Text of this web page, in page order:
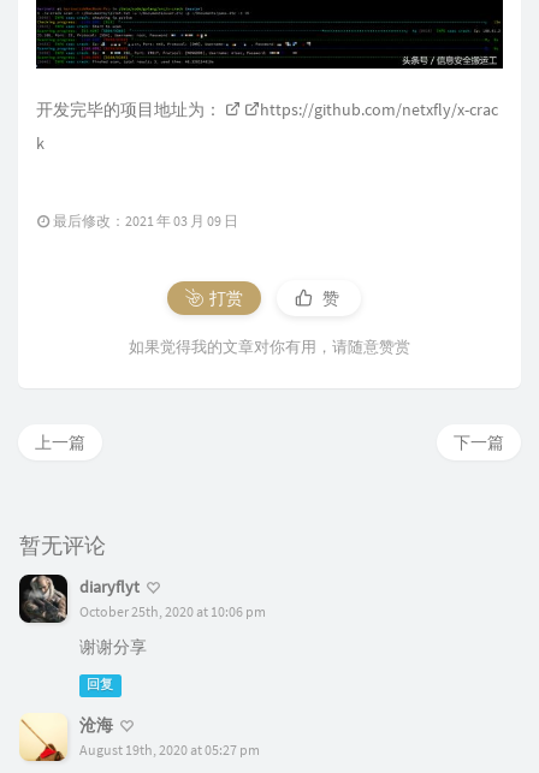
开发完毕的项目地址为：
https://github.com/netxfly/x-crac
k
最后修改：2021 年 03 月 09 日
打赏 赞
如果觉得我的文章对你有用，请随意赞赏
下一篇
上一篇
暂无评论
diaryflyt
October 25th, 2020 at 10:06 pm
谢谢分享
回复
沧海
August 19th, 2020 at 05:27 pm